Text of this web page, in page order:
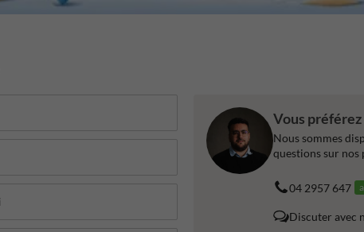
Vous
Nous sommes
questions sur nos
04 2957 647
Discuter avec